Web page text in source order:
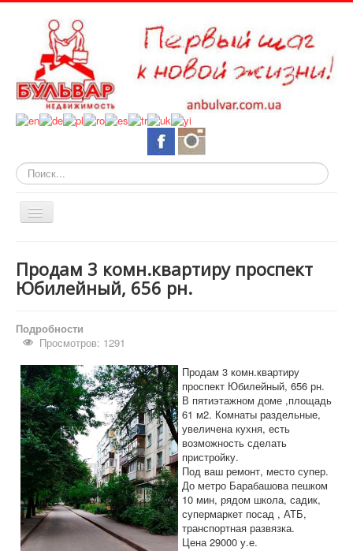
Искать...
Включить/
выключить
Горящие объекты
Квартиры
Коммерческая
Аренда
Информация
Дополнительные услуги
Вакансии
Продам 3 комн.квартиру проспект
Юбилейный, 656 рн.
Подробности
Просмотров: 1291
Продам 3 комн.квартиру
проспект Юбилейный, 656 рн.
В пятиэтажном доме ,площадь
61 м2. Комнаты раздельные,
увеличена кухня, есть
возможность сделать
пристройку.
Под ваш ремонт, место супер.
До метро Барабашова пешком
10 мин, рядом школа, садик,
супермаркет посад , АТБ,
транспортная развязка.
Цена 29000 у.е.